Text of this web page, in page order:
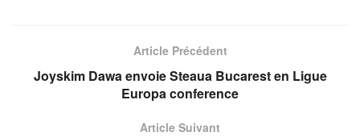
Article Précédent
Joyskim Dawa envoie Steaua Bucarest en Ligue
Europa conference
Article Suivant